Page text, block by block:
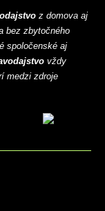
z domova aj
bez zbytočného
spoločenské aj
vždy
medzi zdroje